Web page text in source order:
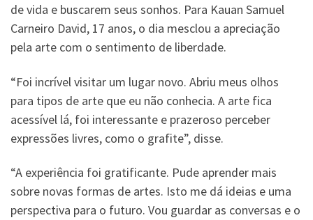
de vida e buscarem seus sonhos. Para Kauan Samuel
Carneiro David, 17 anos, o dia mesclou a apreciação
pela arte com o sentimento de liberdade.
“Foi incrível visitar um lugar novo. Abriu meus olhos
para tipos de arte que eu não conhecia. A arte fica
acessível lá, foi interessante e prazeroso perceber
expressões livres, como o grafite”, disse.
“A experiência foi gratificante. Pude aprender mais
sobre novas formas de artes. Isto me dá ideias e uma
perspectiva para o futuro. Vou guardar as conversas e o